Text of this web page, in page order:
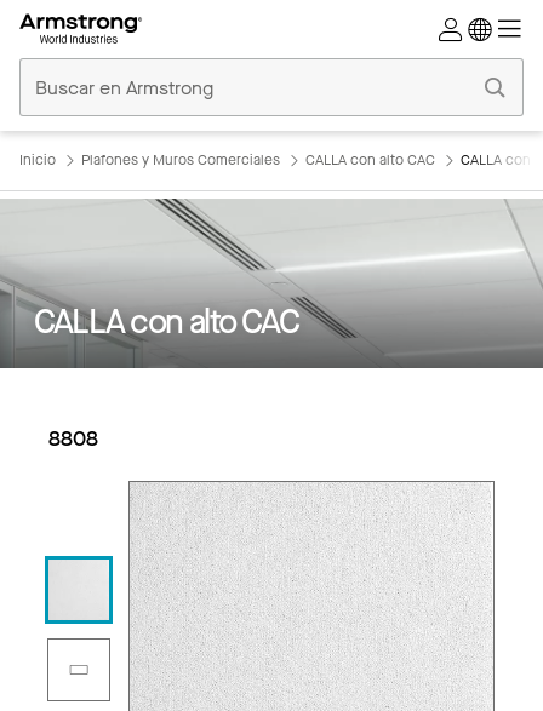
Comerciales
Inicio
Inicio Plafones y Muros Comerciales CALLA con alto CAC CALLA con
CALLA con alto CAC
8808